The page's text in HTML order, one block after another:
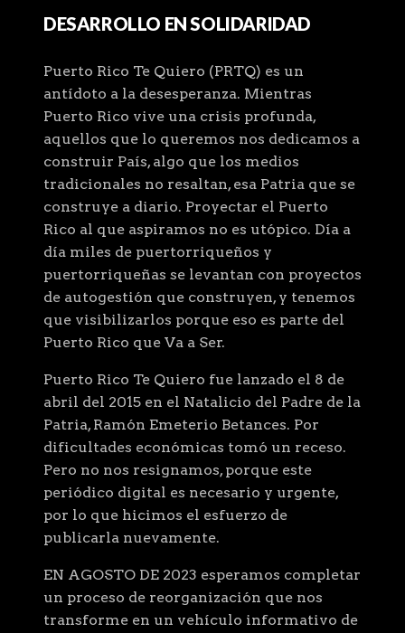
DESARROLLO EN SOLIDARIDAD
Puerto Rico Te Quiero (PRTQ) es un
antídoto a la desesperanza. Mientras
Puerto Rico vive una crisis profunda,
aquellos que lo queremos nos dedicamos a
construir País, algo que los medios
tradicionales no resaltan, esa Patria que se
construye a diario. Proyectar el Puerto
Rico al que aspiramos no es utópico. Día a
día miles de puertorriqueños y
puertorriqueñas se levantan con proyectos
de autogestión que construyen, y tenemos
que visibilizarlos porque eso es parte del
Puerto Rico que Va a Ser.
Puerto Rico Te Quiero fue lanzado el 8 de
abril del 2015 en el Natalicio del Padre de la
Patria, Ramón Emeterio Betances. Por
dificultades económicas tomó un receso.
Pero no nos resignamos, porque este
periódico digital es necesario y urgente,
por lo que hicimos el esfuerzo de
publicarla nuevamente.
EN AGOSTO DE 2023 esperamos completar
un proceso de reorganización que nos
transforme en un vehículo informativo de